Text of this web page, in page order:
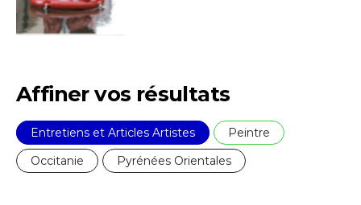
Statut / Organisation
J'accepte lestermes et conditions
Nom
Prénom
Affiner vos résultats
Entretiens et Articles Artistes
Peintre
Occitanie
Pyrénées Orientales